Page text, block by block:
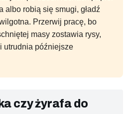
albo robią się smugi, gładź
Przerwij pracę, bo
masy zostawia rysy,
utrudnia późniejsze
czy żyrafa do